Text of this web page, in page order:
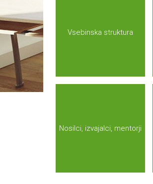
Vsebinska struktura
Nosilci, izvajalci, mentorji